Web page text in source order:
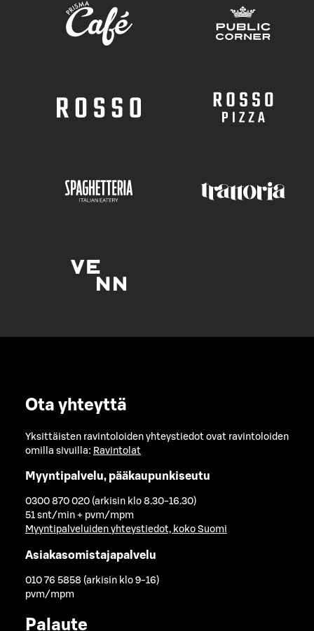
Ota yhteyttä
Yksittäisten ravintoloiden yhteystiedot ovat ravintoloiden
omilla sivuilla: Ravintolat
Myyntipalvelu, pääkaupunkiseutu
0300 870 020 (arkisin klo 8.30-16.30)
51 snt/min + pvm/mpm
Myyntipalveluiden yhteystiedot, koko Suomi
Asiakasomistajapalvelu
010 76 5858 (arkisin klo 9-16)
pvm/mpm
Palaute